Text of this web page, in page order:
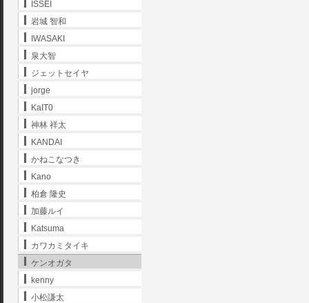
ISSEI
岩城 智和
IWASAKI
泉大智
ジェットセイヤ
jorge
KaIT0
神林 祥太
KANDAI
かねこなつき
Kano
柏倉 隆史
加藤ルイ
Katsuma
カワカミタイキ
ケンオガタ
kenny
小松謙太